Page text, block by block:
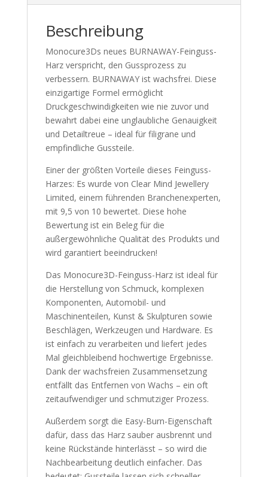
Beschreibung
Monocure3Ds neues BURNAWAY-Feinguss-
Harz verspricht, den Gussprozess zu
verbessern. BURNAWAY ist wachs­frei. Diese
einzigartige Formel ermöglicht
Druckgeschwindigkeiten wie nie zuvor und
bewahrt dabei eine unglaubliche Genauigkeit
und Detailtreue – ideal für filigrane und
empfindliche Gussteile.
Einer der größten Vorteile dieses Feinguss-
Harzes: Es wurde von Clear Mind Jewellery
Limited, einem führenden Branchenexperten,
mit 9,5 von 10 bewertet. Diese hohe
Bewertung ist ein Beleg für die
außergewöhnliche Qualität des Produkts und
wird garantiert beeindrucken!
Das Monocure3D-Feinguss-Harz ist ideal für
die Herstellung von Schmuck, komplexen
Komponenten, Automobil- und
Maschinenteilen, Kunst & Skulpturen sowie
Beschlägen, Werkzeugen und Hardware. Es
ist einfach zu verarbeiten und liefert jedes
Mal gleichbleibend hochwertige Ergebnisse.
Dank der wachsfreien Zusammensetzung
entfällt das Entfernen von Wachs – ein oft
zeitaufwendiger und schmutziger Prozess.
Außerdem sorgt die Easy-Burn-Eigenschaft
dafür, dass das Harz sauber ausbrennt und
keine Rückstände hinterlässt – so wird die
Nachbearbeitung deutlich einfacher. Das